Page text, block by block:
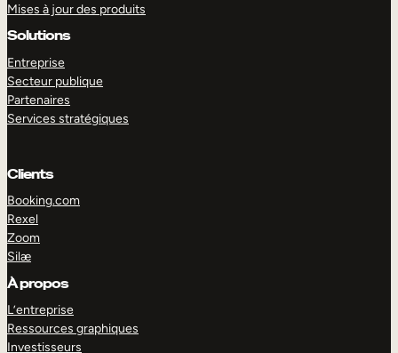
Mises à jour des produits
Solutions
Entreprise
Secteur publique
Partenaires
Services stratégiques
Clients
Booking.com
Rexel
Zoom
Silæ
À propos
L’entreprise
Ressources graphiques
Investisseurs